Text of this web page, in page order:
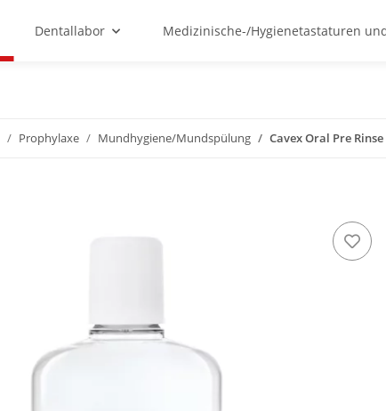
Dentallabor Medizinische-/Hygienetastaturen
Prophylaxe Mundhygiene/Mundspülung Cavex Oral Pre